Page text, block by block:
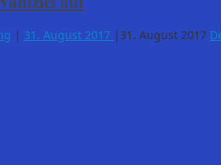
| 31. August 2017 |31. August 2017